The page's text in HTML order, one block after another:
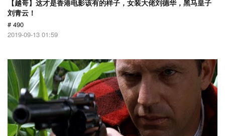
【越哥】这才是香港电影该有的样子，女装大佬刘德华，黑马皇子
刘青云！
# 490
2019-09-13 01:59